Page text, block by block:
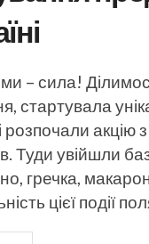
– сила!
стартувала
розпочали акцію
Туди увійшли
гречка,
цієї події